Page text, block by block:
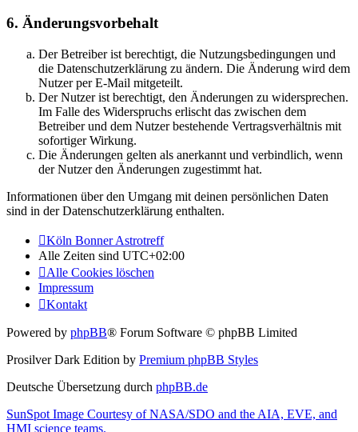
6. Änderungsvorbehalt
Der Betreiber ist berechtigt, die Nutzungsbedingungen und
die Datenschutzerklärung zu ändern. Die Änderung wird dem
Nutzer per E-Mail mitgeteilt.
Der Nutzer ist berechtigt, den Änderungen zu widersprechen.
Im Falle des Widerspruchs erlischt das zwischen dem
Betreiber und dem Nutzer bestehende Vertragsverhältnis mit
sofortiger Wirkung.
Die Änderungen gelten als anerkannt und verbindlich, wenn
der Nutzer den Änderungen zugestimmt hat.
Informationen über den Umgang mit deinen persönlichen Daten
sind in der Datenschutzerklärung enthalten.
Köln Bonner Astrotreff
Alle Zeiten sind UTC+02:00
Alle Cookies löschen
Impressum
Kontakt
Powered by phpBB® Forum Software © phpBB Limited
Prosilver Dark Edition by Premium phpBB Styles
Deutsche Übersetzung durch phpBB.de
SunSpot Image Courtesy of NASA/SDO and the AIA, EVE, and
HMI science teams.